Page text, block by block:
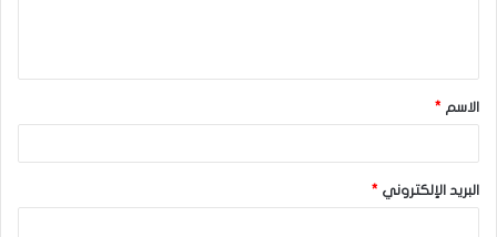
ق
*
الاسم *
البريد الإلكتروني *